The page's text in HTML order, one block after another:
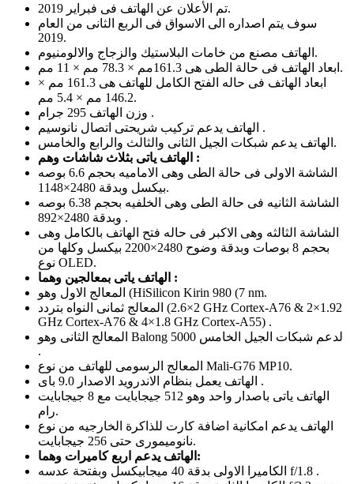
تم الأعلان عن الهاتف فى فبراير 2019.
سوف يتم اصداره الى الاسواق فى الربع الثانى من العام
2019.
الهاتف مصنع من خامات البلاستيك والزجاج والالومنيوم.
ابعاد الهاتف فى حالة الطى هى 161.3مم × 78.3 مم × 11 مم.
ابعاد الهاتف فى حاله الفتح الكامل للهاتف هى 161.3 مم ×
146.2 مم × 5.4 مم.
وزن الهاتف 295 جرام .
الهاتف يدعم تركيب شريحتى اتصال نانوسيم .
الهاتف يدعم شبكات الجيل الثانى والثالث والرابع والخامس.
الهاتف ياتى بثلاث شاشات وهم :
الشاشة الاولى فى حالة الطى وهى الاماميه بحجم 6.6 بوصه
وبدقة 2480×1148‎ بيكسل.
الشاشة الثانيه فى حالة الطى وهى الخلفيه بحجم 6.38 بوصه
وبدقة 2480×892 .
الشاشة الثالثه وهى الاكبر فى حاله فتح الهاتف بالكامل وهى
بحجم 8 بوصات وبدقة وضوح 2480×2200 بيكسل وكلها من
نوع OLED.
الهاتف ياتى بمعالجين وهما :
المعالج الاول وهو (HiSilicon Kirin 980 (7 nm.
المعالج ثمانى النواه بتردد (2×2.6 GHz Cortex-A76 & 2×1.92
GHz Cortex-A76 & 4×1.8 GHz Cortex-A55) .
المعالج الثانى وهو Balong 5000 لدعم شبكات الجيل الخامس
.
المعالج الرسومى للهاتف من نوع Mali-G76 MP10.
الهاتف يعمل بنظام الاندرويد الاصدار 9.0 باى .
الهاتف ياتى باصدار واحد وهو 512 جيجابايت مع 8 جيجابايت
رام.
الهاتف يدعم امكانية اضافة كارت للذاكرة الخارجيه من نوع
نانوميمورى حتى 256 جيجابايت.
الهاتف يدعم اربع كاميرات وهما:
الكاميرا الاولى بدقة 40 ميجابيكسل وبفتحة عدسه f/1.8 .